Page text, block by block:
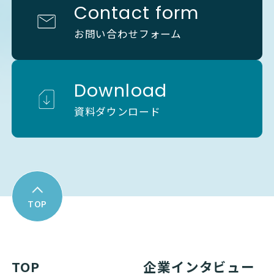
Contact form
お問い合わせフォーム
Download
資料ダウンロード
TOP
TOP
企業インタビュー